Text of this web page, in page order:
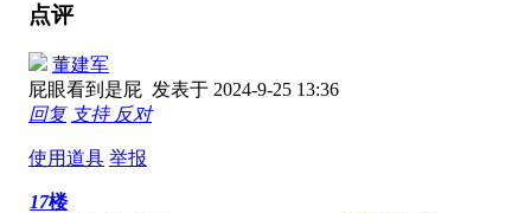
点评
董建军
屁眼看到是屁 发表于 2024-9-25 13:36
回复 支持 反对
使用道具 举报
17楼